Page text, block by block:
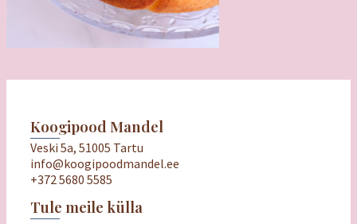
Koogipood Mandel
Veski 5a, 51005 Tartu
info@koogipoodmandel.ee
+372 5680 5585
Tule meile külla